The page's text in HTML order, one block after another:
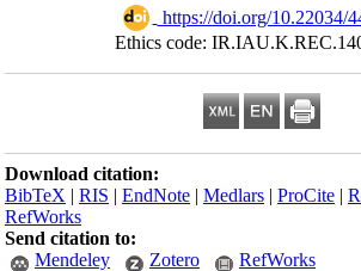
https://doi.org/10.22034/
Ethics code:
Download citation:
BibTeX |RIS |EndNote |Medlars |ProCite |
RefWorks
Send citation to:
Mendeley
Zotero RefWorks